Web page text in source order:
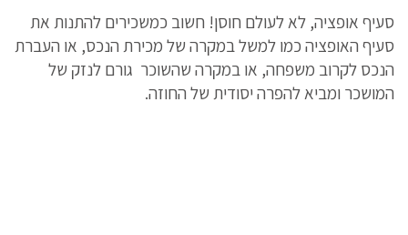
סעיף אופציה, לא לעולם חוסן! חשוב כמשכירים להתנות את
סעיף האופציה כמו למשל במקרה של מכירת הנכס, או העברת
הנכס לקרוב משפחה, או במקרה שהשוכר גורם לנזק של
המושכר ומביא להפרה יסודית של החוזה.